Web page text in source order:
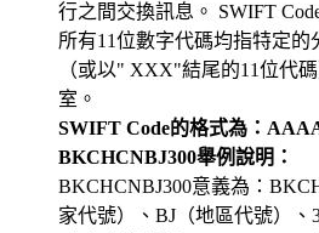
行之間交換訊息。 SWIFT
所有11位數字代碼均指特定
（或以" XXX"結尾的11位代
室。
SWIFT Code的格式為：
BKCHCNBJ300舉例說明：
BKCHCNBJ300意義為：
家代號）、BJ（地區代號）、